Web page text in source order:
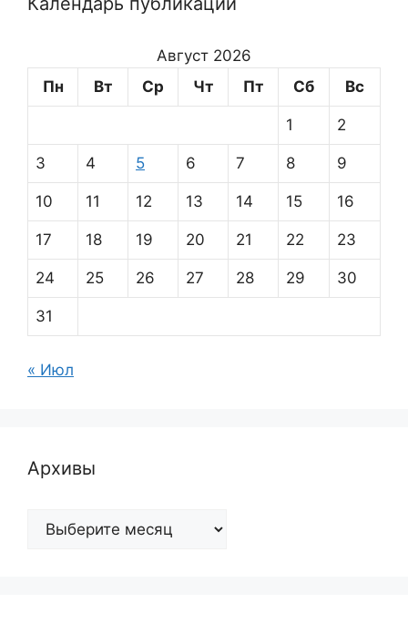
Август 2026
Пн
Вт Ср Чт Пт Сб Вс
1 2
3 4 5 6 7 8 9
10 11 12 13 14 15 16
17 18 19 20 21 22 23
24 25 26 27 28 29 30
31
« Июл
Архивы
Архивы